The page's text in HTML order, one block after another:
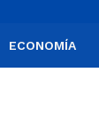
ECONOMÍA